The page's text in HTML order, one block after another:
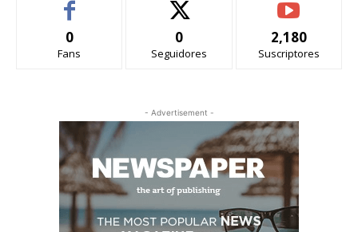
0
Fans
0
Seguidores
2,180
Suscriptores
- Advertisement -